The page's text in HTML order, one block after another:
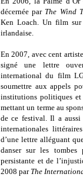
décernée par The Wind
Ken Loach. Un film sur
irlandaise.
En 2007, avec cent
signé une lettre
international du film
soumettre aux appels
institutions politiques et
mettant un terme au
de ce festival. Il a
internationales
d’une lettre alléguant
danser sur les tombes
persistante et de
2008 par The